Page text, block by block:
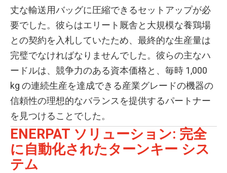
丈な輸送用バッグに圧縮できるセットアップが必
要でした。彼らはエリート厩舎と大規模な養鶏場
との契約を入札していたため、最終的な生産量は
完璧でなければなりませんでした。彼らの主なハ
ードルは、競争力のある資本価格と、毎時 1,000
kg の連続生産を達成できる産業グレードの機器の
信頼性の理想的なバランスを提供するパートナー
を見つけることでした。
ENERPAT ソリューション: 完全
に自動化されたターンキー シス
テム